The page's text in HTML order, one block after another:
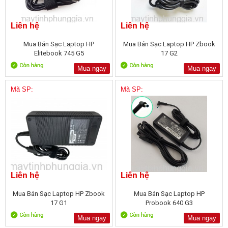
Liên hệ
Mua Bán Sạc Laptop HP
Elitebook 745 G5
Mua ngay
Liên hệ
Mua Bán Sạc Laptop HP Zbook
17 G2
Mua ngay
Mã SP:
Liên hệ
Mua Bán Sạc Laptop HP Zbook
17 G1
Mua ngay
Mã SP:
Liên hệ
Mua Bán Sạc Laptop HP
Probook 640 G3
Mua ngay